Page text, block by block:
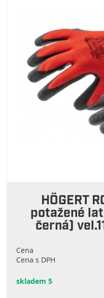
HÖGERT
potažené
černá)
Cena
Cena s DPH
skladem 5